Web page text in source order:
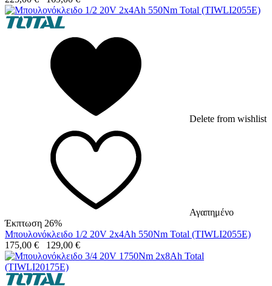
Delete from wishlist
Αγαπημένο
Έκπτωση 26%
Μπουλονόκλειδο 1/2 20V 2x4Ah 550Nm Total (TIWLI2055E)
175,00 € 129,00 €